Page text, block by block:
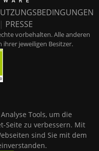
| PRESSE
vorbehalten. Alle anderen
ihrer jeweiligen Besitzer.
Tools, um die
Seite zu verbessern. Mit
sind Sie mit dem